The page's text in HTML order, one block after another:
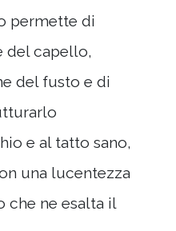
permette di
del capello,
del fusto e di
e al tatto sano,
una lucentezza
che ne esalta il